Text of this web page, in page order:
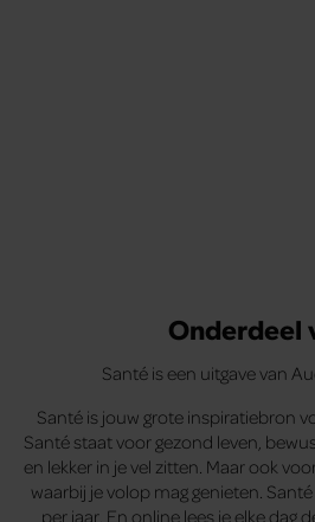
Onderdeel
Santé is een uitgave van
Santé is jouw grote inspiratiebron
Santé staat voor gezond leven,
en lekker in je vel zitten. Maar ook
waarbij je volop mag genieten.
per jaar. En online lees je elke dag